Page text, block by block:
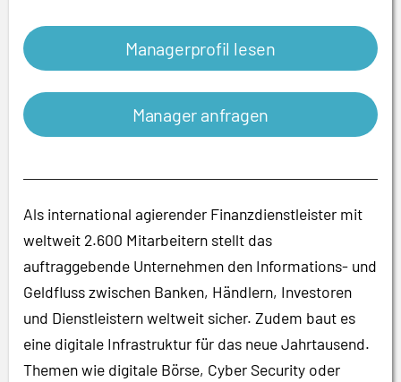
Managerprofil lesen
Manager anfragen
Als international agierender Finanzdienstleister mit
weltweit 2.600 Mitarbeitern stellt das
auftraggebende Unternehmen den Informations- und
Geldfluss zwischen Banken, Händlern, Investoren
und Dienstleistern weltweit sicher. Zudem baut es
eine digitale Infrastruktur für das neue Jahrtausend.
Themen wie digitale Börse, Cyber Security oder